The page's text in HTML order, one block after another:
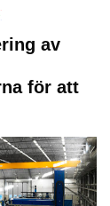
av
för att